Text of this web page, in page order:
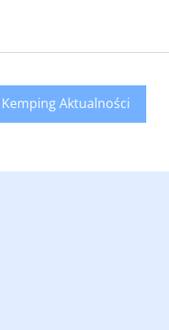
Kemping Aktualności